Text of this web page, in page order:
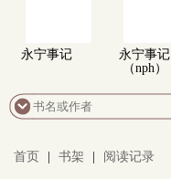
永宁事记
永宁事记
（nph）
首页 书架 阅读记录